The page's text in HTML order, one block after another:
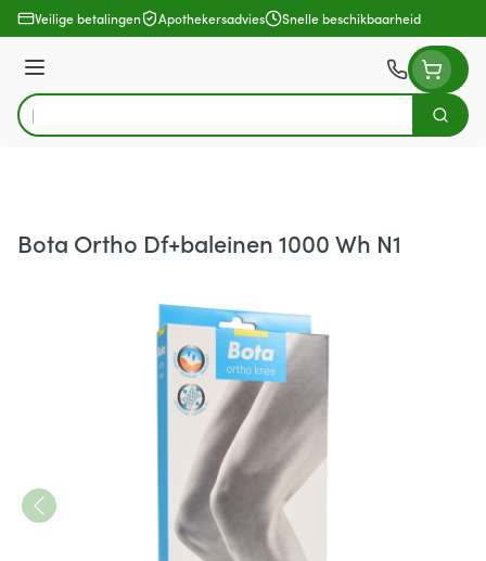
Ga naar de inhoud
Veilige betalingen Apothekersadvies Snelle beschikbaarheid
Menu
Product, merk, categorie...
Zoek
Bota Ortho Df+baleinen 1000 Wh N1